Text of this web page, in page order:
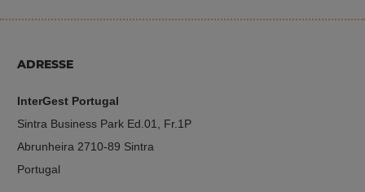
ADRESSE
InterGest Portugal
Sintra Business Park Ed.01, Fr.1P
Abrunheira 2710-89 Sintra
Portugal